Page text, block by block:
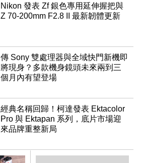
Nikon 發表 Zf 銀色專用延伸握把與
Z 70-200mm F2.8 II 最新韌體更新
傳 Sony 雙處理器與全域快門新機即
將現身？多款機身鏡頭未來兩到三
個月內有望登場
經典名稱回歸！柯達發表 Ektacolor
Pro 與 Ektapan 系列，底片市場迎
來品牌重整新局